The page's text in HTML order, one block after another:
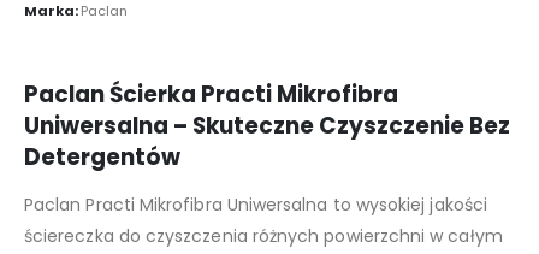
Marka:Paclan
Paclan Ścierka Practi Mikrofibra
Uniwersalna – Skuteczne Czyszczenie Bez
Detergentów
Paclan Practi Mikrofibra Uniwersalna to wysokiej jakości
ściereczka do czyszczenia różnych powierzchni w całym